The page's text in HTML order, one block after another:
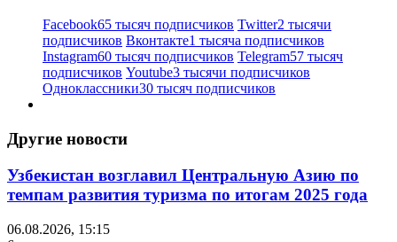
Facebook65 тысяч подписчиков Twitter2 тысячи
подписчиков Вконтакте1 тысяча подписчиков
Instagram60 тысяч подписчиков Telegram57 тысяч
подписчиков Youtube3 тысячи подписчиков
Одноклассники30 тысяч подписчиков
Другие новости
Узбекистан возглавил Центральную Азию по
темпам развития туризма по итогам 2025 года
06.08.2026, 15:15